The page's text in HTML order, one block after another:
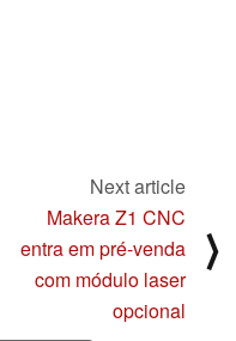
Next article
Makera Z1 CNC
entra em pré-venda
com módulo laser
opcional
⟩